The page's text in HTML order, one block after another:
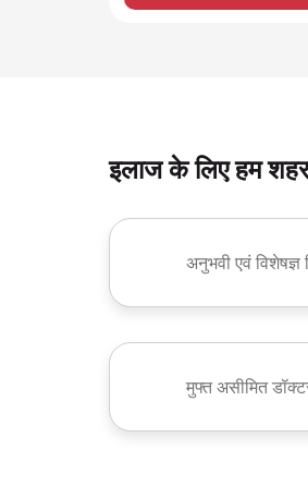
इलाज के लिए हम
अनुभवी एवं
मुफ्त असीमित